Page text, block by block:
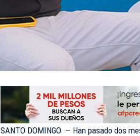
SANTO DOMINGO. — Han pasado dos